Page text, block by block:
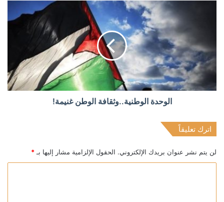
الوحدة الوطنية..وثقافة الوطن غنيمة!
اترك تعليقاً
لن يتم نشر عنوان بريدك الإلكتروني. الحقول الإلزامية مشار إليها بـ *